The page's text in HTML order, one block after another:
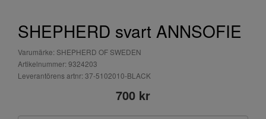
SHEPHERD svart ANNSOFIE
Varumärke: SHEPHERD OF SWEDEN
Artikelnummer: 9324203
Leverantörens artnr: 37-5102010-BLACK
700 kr